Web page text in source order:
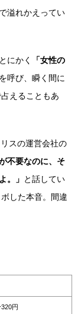
溢れかえってい
にかく
「女性の
呼び、瞬く間に
えることもあ
スの運営会社の
不要なのに、そ
。」 と話してい
した本音。間違
円